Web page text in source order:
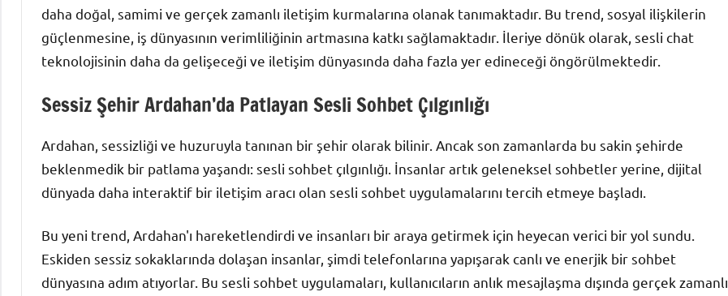
daha doğal, samimi ve gerçek zamanlı iletişim kurmalarına olanak tanımaktadır. Bu trend, sosyal ilişkilerin
güçlenmesine, iş dünyasının verimliliğinin artmasına katkı sağlamaktadır. İleriye dönük olarak, sesli chat
teknolojisinin daha da gelişeceği ve iletişim dünyasında daha fazla yer edineceği öngörülmektedir.
Sessiz Şehir Ardahan’da Patlayan Sesli Sohbet Çılgınlığı
Ardahan, sessizliği ve huzuruyla tanınan bir şehir olarak bilinir. Ancak son zamanlarda bu sakin şehirde
beklenmedik bir patlama yaşandı: sesli sohbet çılgınlığı. İnsanlar artık geleneksel sohbetler yerine, dijital
dünyada daha interaktif bir iletişim aracı olan sesli sohbet uygulamalarını tercih etmeye başladı.
Bu yeni trend, Ardahan'ı hareketlendirdi ve insanları bir araya getirmek için heyecan verici bir yol sundu.
Eskiden sessiz sokaklarında dolaşan insanlar, şimdi telefonlarına yapışarak canlı ve enerjik bir sohbet
dünyasına adım atıyorlar. Bu sesli sohbet uygulamaları, kullanıcıların anlık mesajlaşma dışında gerçek zamanlı